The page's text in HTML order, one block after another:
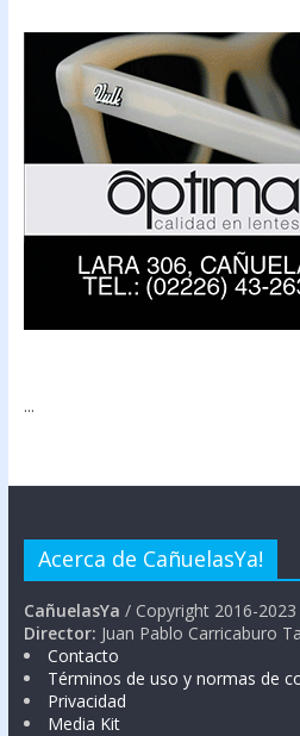
...
Acerca de CañuelasYa!
CañuelasYa / Copyright 2016-2023
Director: Juan Pablo Carricaburo
Contacto
Términos de uso y normas de
Privacidad
Media Kit